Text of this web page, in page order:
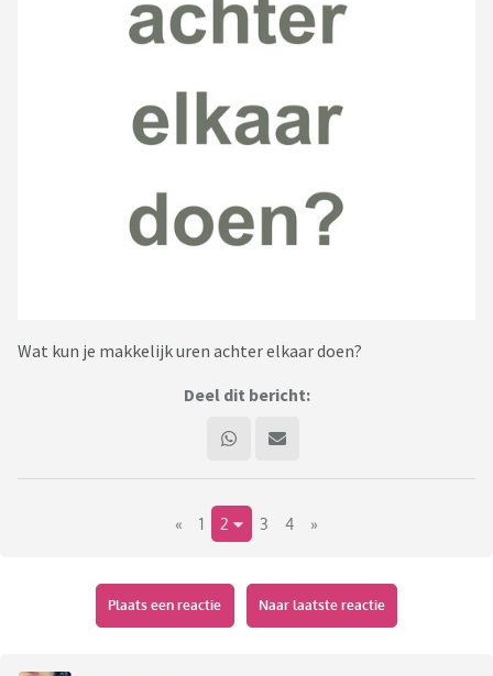
Wat kun je makkelijk uren achter elkaar doen?
Deel dit bericht:
« 1 2 3 4 »
Plaats een reactie Naar laatste reactie